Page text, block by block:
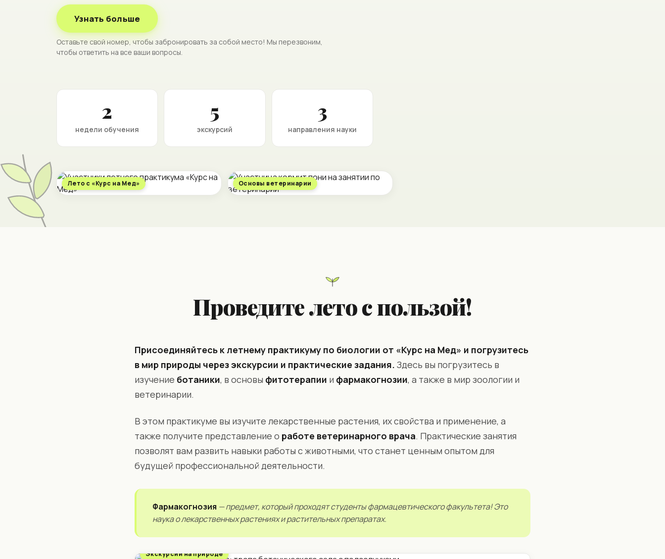
Узнать больше
Оставьте свой номер, чтобы забронировать за собой место! Мы перезвоним,
чтобы ответить на все ваши вопросы.
2
недели обучения
5
экскурсий
3
направления науки
Лето с «Курс на Мед» Основы ветеринарии
Проведите лето с пользой!
Присоединяйтесь к летнему практикуму по биологии от «Курс на Мед» и погрузитесь
в мир природы через экскурсии и практические задания. Здесь вы погрузитесь в
изучение ботаники, в основы фитотерапии и фармакогнозии, а также в мир зоологии и
ветеринарии.
В этом практикуме вы изучите лекарственные растения, их свойства и применение, а
также получите представление о работе ветеринарного врача. Практические занятия
позволят вам развить навыки работы с животными, что станет ценным опытом для
будущей профессиональной деятельности.
Фармакогнозия — предмет, который проходят студенты фармацевтического факультета! Это
наука о лекарственных растениях и растительных препаратах.
Экскурсии на природе